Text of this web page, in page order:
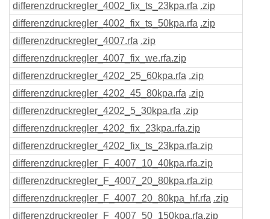
differenzdruckregler_4002_fix_ts_23kpa.rfa .zip
differenzdruckregler_4002_fix_ts_50kpa.rfa .zip
differenzdruckregler_4007.rfa .zip
differenzdruckregler_4007_fix_we.rfa.zip
differenzdruckregler_4202_25_60kpa.rfa .zip
differenzdruckregler_4202_45_80kpa.rfa .zip
differenzdruckregler_4202_5_30kpa.rfa .zip
differenzdruckregler_4202_fix_23kpa.rfa.zip
differenzdruckregler_4202_fix_ts_23kpa.rfa.zip
differenzdruckregler_F_4007_10_40kpa.rfa.zip
differenzdruckregler_F_4007_20_80kpa.rfa.zip
differenzdruckregler_F_4007_20_80kpa_hf.rfa .zip
differenzdruckregler_F_4007_50_150kpa.rfa.zip